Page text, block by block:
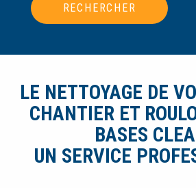
RECHERCHER
LE NETTOYAGE DE
CHANTIER ET
BASES
UN SERVICE